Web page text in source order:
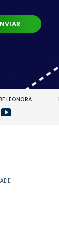
LEONORA